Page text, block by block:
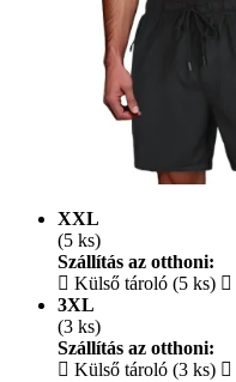
XXL
(5 ks)
Szállítás az otthoni:
Külső tároló (5 ks)
3XL
(3 ks)
Szállítás az otthoni:
Külső tároló (3 ks)